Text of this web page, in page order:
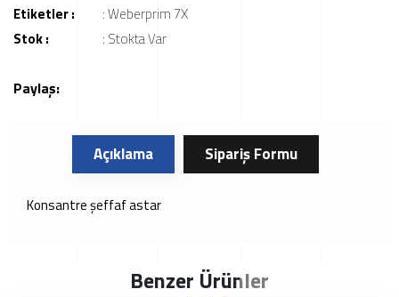
Etiketler :
:Weberprim 7X
Stok :
: Stokta Var
Paylaş:
Açıklama Sipariş Formu
Konsantre şeffaf astar
Benzer Ürünler